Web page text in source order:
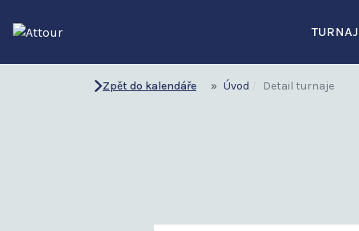
Úvod Detail turnaje
Zpět do kalendáře